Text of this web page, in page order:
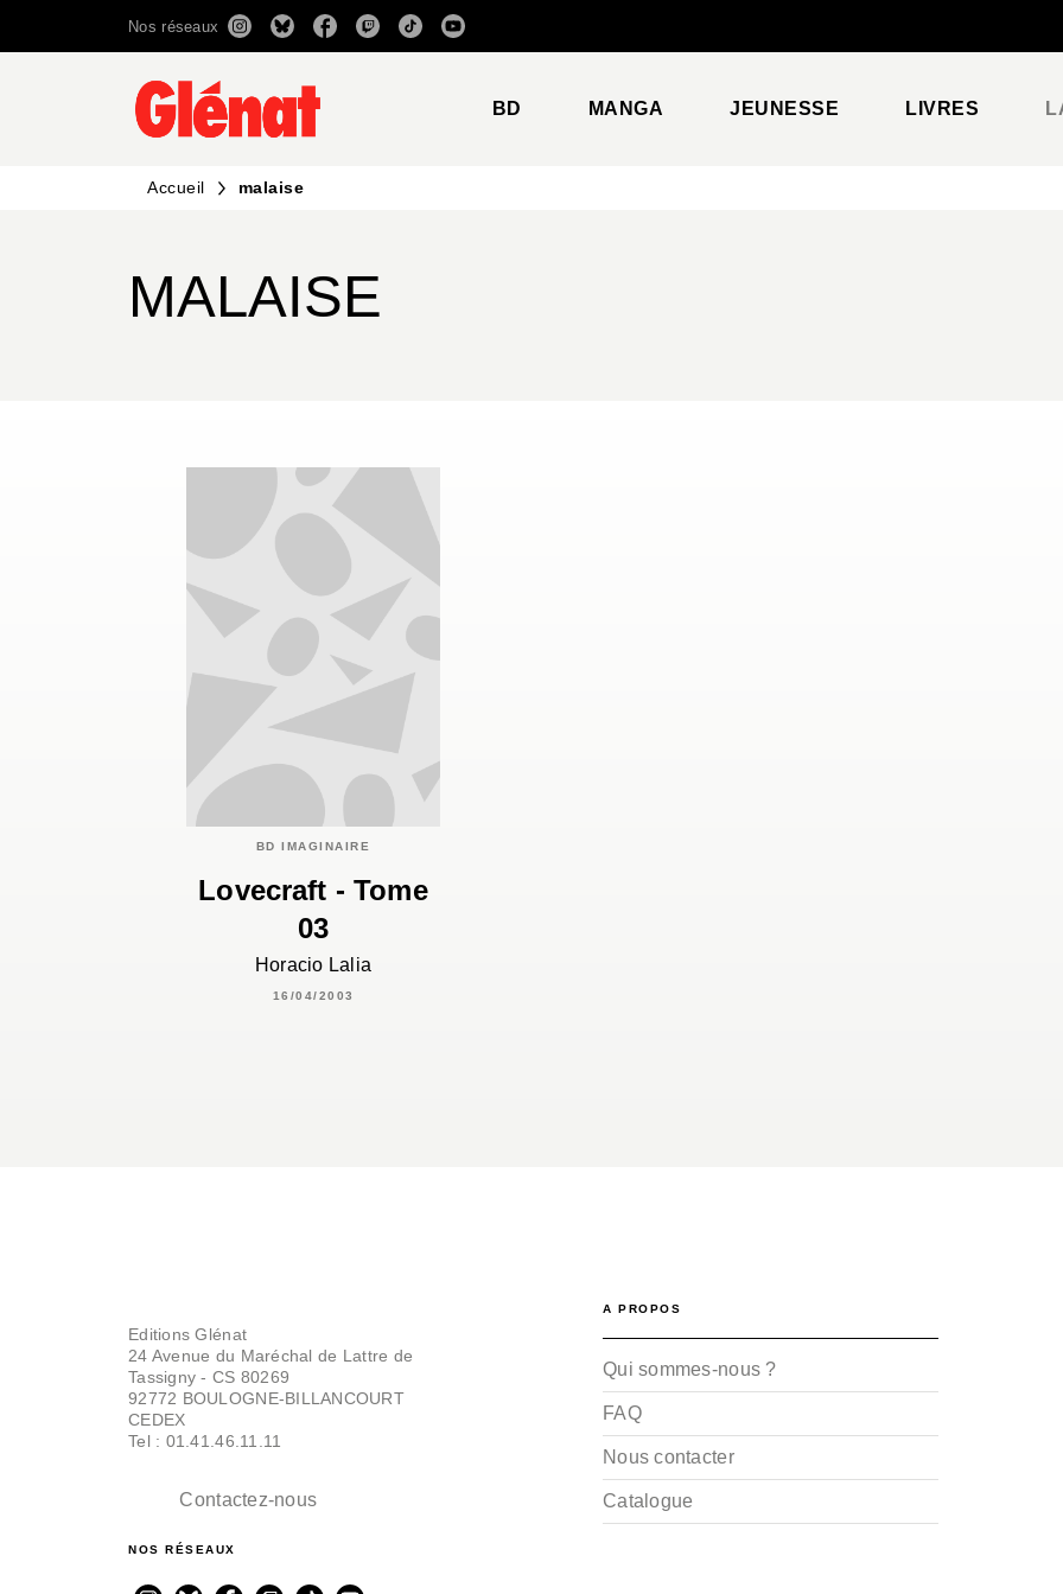
RECHERCHE CONTENU
Nos réseaux
BD MANGA JEUNESSE LIVRES
Accueil malaise
MALAISE
BD IMAGINAIRE
Lovecraft - Tome
03
Horacio Lalia
16/04/2003
Editions Glénat
24 Avenue du Maréchal de Lattre de
Tassigny - CS 80269
92772 BOULOGNE-BILLANCOURT
CEDEX
Tel : 01.41.46.11.11
Contactez-nous
NOS RÉSEAUX
A PROPOS
Qui sommes-nous ?
FAQ
Nous contacter
Catalogue